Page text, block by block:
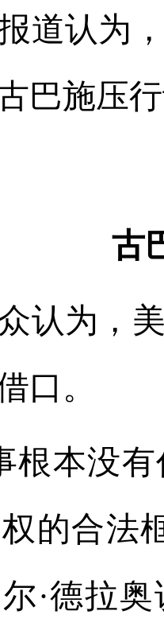
道认为
巴施压
古
为，美
口。
本没有
的合法
·德拉